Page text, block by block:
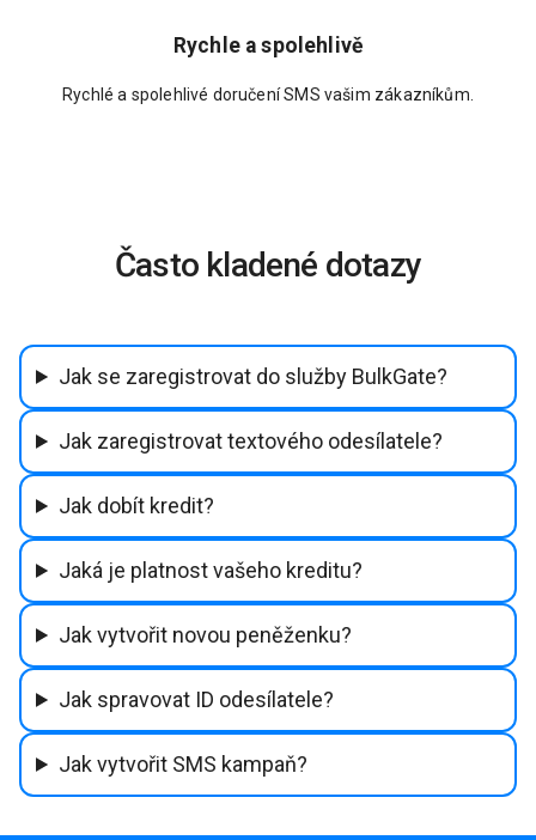
Rychle a spolehlivě
Rychlé a spolehlivé doručení SMS vašim zákazníkům.
Často kladené dotazy
Jak se zaregistrovat do služby BulkGate?
Jak zaregistrovat textového odesílatele?
Jak dobít kredit?
Jaká je platnost vašeho kreditu?
Jak vytvořit novou peněženku?
Jak spravovat ID odesílatele?
Jak vytvořit SMS kampaň?